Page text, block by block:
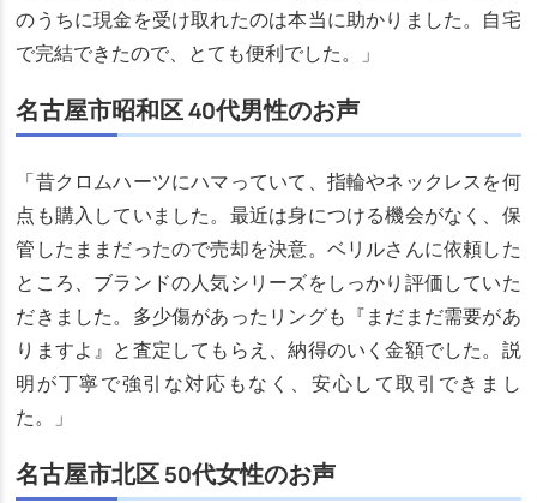
のうちに現金を受け取れたのは本当に助かりました。自宅
で完結できたので、とても便利でした。」
名古屋市昭和区 40代男性のお声
「昔クロムハーツにハマっていて、指輪やネックレスを何
点も購入していました。最近は身につける機会がなく、保
管したままだったので売却を決意。ベリルさんに依頼した
ところ、ブランドの人気シリーズをしっかり評価していた
だきました。多少傷があったリングも『まだまだ需要があ
りますよ』と査定してもらえ、納得のいく金額でした。説
明が丁寧で強引な対応もなく、安心して取引できまし
た。」
名古屋市北区 50代女性のお声